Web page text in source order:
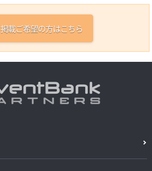
掲載ご希望の方はこちら